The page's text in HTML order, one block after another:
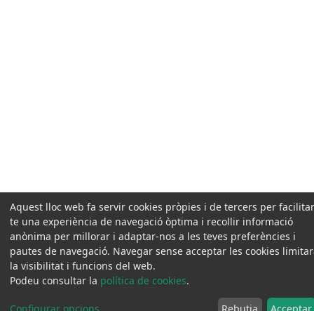
Aquest lloc web fa servir cookies pròpies i de tercers per
te una experiència de navegació òptima i recollir informació
anònima per millorar i adaptar-nos a les teves preferències i
pautes de navegació. Navegar sense acceptar les cookies
la visibilitat i funcions del web.
Podeu consultar la política de cookies.